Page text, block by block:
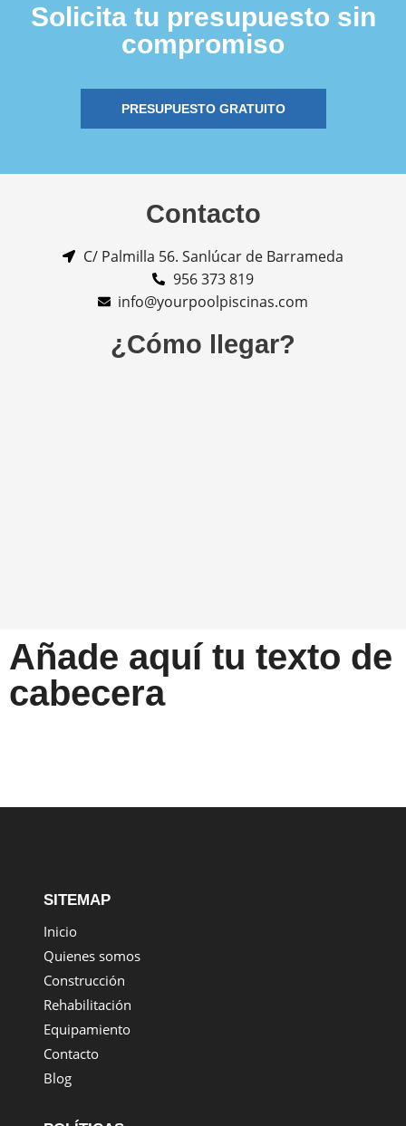
Solicita tu presupuesto sin
compromiso
PRESUPUESTO GRATUITO
Contacto
C/ Palmilla 56. Sanlúcar de Barrameda
956 373 819
info@yourpoolpiscinas.com
¿Cómo llegar?
Añade aquí tu texto de
cabecera
SITEMAP
Inicio
Quienes somos
Construcción
Rehabilitación
Equipamiento
Contacto
Blog